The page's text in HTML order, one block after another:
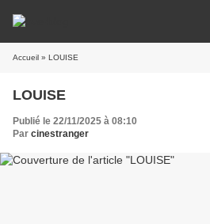
Accueil » LOUISE
LOUISE
Publié le 22/11/2025 à 08:10
Par cinestranger